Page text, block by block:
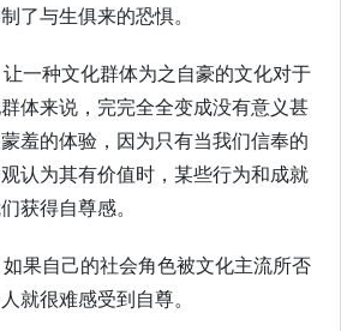
了与生俱来的恐惧。
一种文化群体为之自豪的文化对于
体来说，完完全全变成没有意义甚
羞的体验，因为只有当我们信奉的
认为其有价值时，某些行为和成就
获得自尊感。
果自己的社会角色被文化主流所否
就很难感受到自尊。